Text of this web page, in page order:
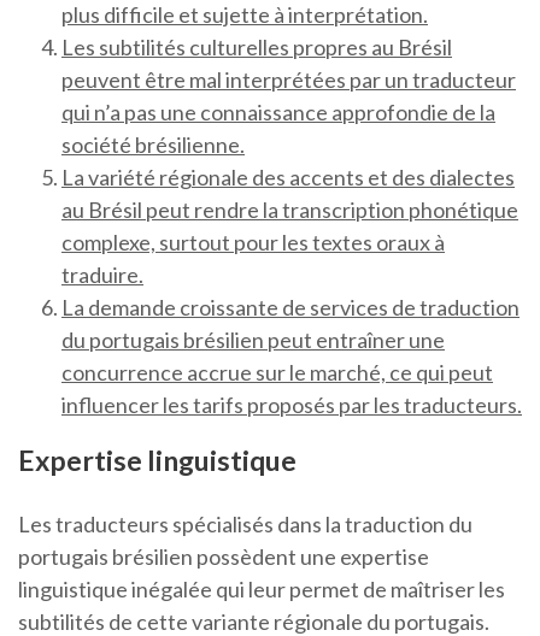
plus difficile et sujette à interprétation.
Les subtilités culturelles propres au Brésil
peuvent être mal interprétées par un traducteur
qui n’a pas une connaissance approfondie de la
société brésilienne.
La variété régionale des accents et des dialectes
au Brésil peut rendre la transcription phonétique
complexe, surtout pour les textes oraux à
traduire.
La demande croissante de services de traduction
du portugais brésilien peut entraîner une
concurrence accrue sur le marché, ce qui peut
influencer les tarifs proposés par les traducteurs.
Expertise linguistique
Les traducteurs spécialisés dans la traduction du
portugais brésilien possèdent une expertise
linguistique inégalée qui leur permet de maîtriser les
subtilités de cette variante régionale du portugais.